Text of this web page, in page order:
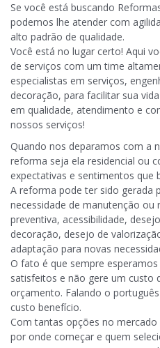
Se você está buscando
podemos lhe atender com
alto padrão de qualidade.
Você está no lugar certo! Aqui
de serviços com um time
especialistas em serviços,
decoração, para facilitar sua
em qualidade, atendimento e
nossos serviços!
Quando nos deparamos com a
reforma seja ela residencial ou
expectativas e sentimentos que
A reforma pode ter sido gerada
necessidade de manutenção
preventiva, acessibilidade,
decoração, desejo de
adaptação para novas
O fato é que sempre
satisfeitos e não gere um custo
orçamento. Falando o
custo benefício.
Com tantas opções no
por onde começar e quem